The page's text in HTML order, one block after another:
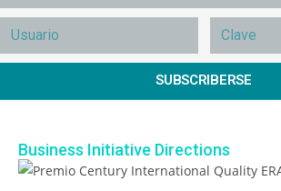
SUBSCRIBERSE
Business Initiative Directions